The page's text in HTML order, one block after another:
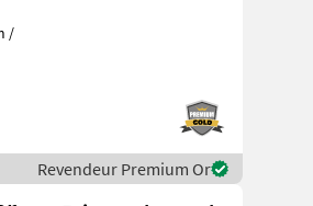
Revendeur Premium Or